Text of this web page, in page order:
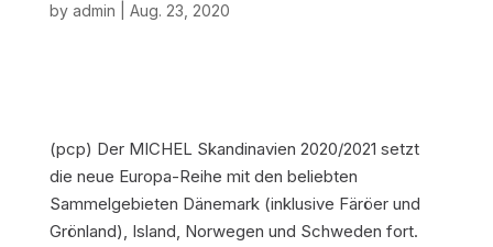
by admin Aug. 23, 2020
(pcp) Der MICHEL Skandinavien 2020/2021 setzt
die neue Europa-Reihe mit den beliebten
Sammelgebieten Dänemark (inklusive Färöer und
Grönland), Island, Norwegen und Schweden fort.